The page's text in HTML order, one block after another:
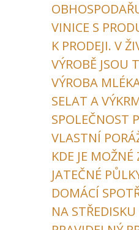
VINICE S
K PRODEJI. V
VÝROBĚ JSOU
VÝROBA
SELAT A
SPOLEČNOST
VLASTNÍ
KDE JE
JATEČNÉ
DOMÁCÍ
NA